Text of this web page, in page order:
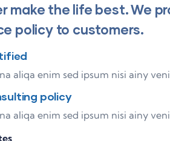
make the life best. We
policy to customers.
aliqa enim sed ipsum nisi ainy
policy
aliqa enim sed ipsum nisi ainy